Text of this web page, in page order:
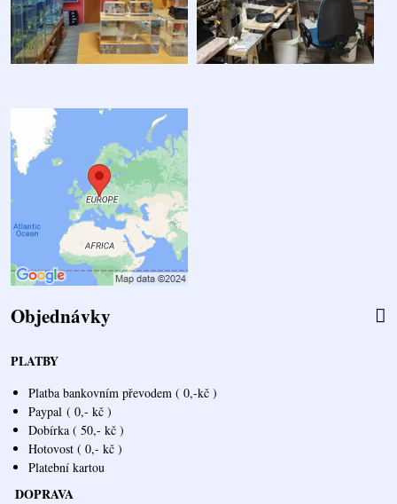
Objednávky
PLATBY
Platba bankovním převodem ( 0,-kč )
Paypal ( 0,- kč )
Dobírka ( 50,- kč )
Hotovost ( 0,- kč )
Platební kartou
DOPRAVA